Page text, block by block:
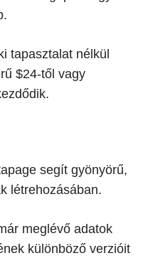
tapasztalat nélkül
$24-től vagy
segít gyönyörű,
létrehozásában.
meglévő adatok
különböző verzióit